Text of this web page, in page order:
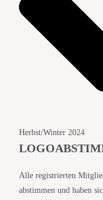
Herbst/Winter 2024
Alle registrierten
abstimmen und haben